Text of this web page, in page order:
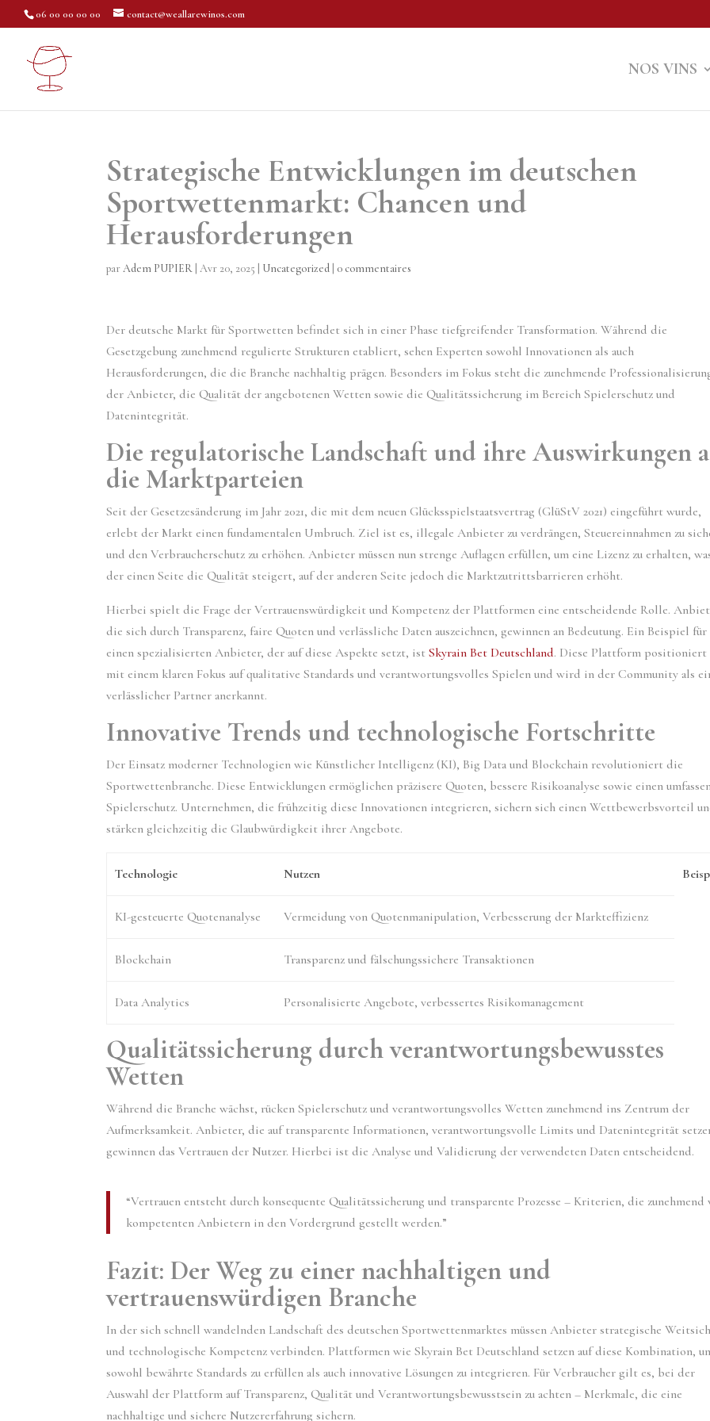
06 00 00 00 00 contact@weallarewinos.com
NOS VINS
Strategische Entwicklungen im deutschen
Sportwettenmarkt: Chancen und
Herausforderungen
parAdem PUPIER |Avr 20, 2025 Uncategorized 0 commentaires
Der deutsche Markt für Sportwetten befindet sich in einer Phase tiefgreifender Transformation. Während die
Gesetzgebung zunehmend regulierte Strukturen etabliert, sehen Experten sowohl Innovationen als auch
Herausforderungen, die die Branche nachhaltig prägen. Besonders im Fokus steht die zunehmende
der Anbieter, die Qualität der angebotenen Wetten sowie die Qualitätssicherung im Bereich Spielerschutz und
Datenintegrität.
Die regulatorische Landschaft und ihre Auswirkungen
die Marktparteien
Seit der Gesetzesänderung im Jahr 2021, die mit dem neuen Glücksspielstaatsvertrag (GlüStV 2021) eingeführt wurde,
erlebt der Markt einen fundamentalen Umbruch. Ziel ist es, illegale Anbieter zu verdrängen, Steuereinnahmen zu
und den Verbraucherschutz zu erhöhen. Anbieter müssen nun strenge Auflagen erfüllen, um eine Lizenz zu erhalten,
der einen Seite die Qualität steigert, auf der anderen Seite jedoch die Marktzutrittsbarrieren erhöht.
Hierbei spielt die Frage der Vertrauenswürdigkeit und Kompetenz der Plattformen eine entscheidende Rolle.
die sich durch Transparenz, faire Quoten und verlässliche Daten auszeichnen, gewinnen an Bedeutung. Ein Beispiel für
einen spezialisierten Anbieter, der auf diese Aspekte setzt, istSkyrain Bet Deutschland. Diese Plattform positioniert
mit einem klaren Fokus auf qualitative Standards und verantwortungsvolles Spielen und wird in der Community als
verlässlicher Partner anerkannt.
Innovative Trends und technologische Fortschritte
Der Einsatz moderner Technologien wie Künstlicher Intelligenz (KI), Big Data und Blockchain revolutioniert die
Sportwettenbranche. Diese Entwicklungen ermöglichen präzisere Quoten, bessere Risikoanalyse sowie einen
Spielerschutz. Unternehmen, die frühzeitig diese Innovationen integrieren, sichern sich einen Wettbewerbsvorteil
stärken gleichzeitig die Glaubwürdigkeit ihrer Angebote.
Technologie Nutzen
KI-gesteuerte Quotenanalyse Vermeidung von Quotenmanipulation, Verbesserung der Markteffizienz
Blockchain Transparenz und fälschungssichere Transaktionen
Data Analytics Personalisierte Angebote, verbessertes Risikomanagement
Qualitätssicherung durch verantwortungsbewusstes
Wetten
Während die Branche wächst, rücken Spielerschutz und verantwortungsvolles Wetten zunehmend ins Zentrum der
Aufmerksamkeit. Anbieter, die auf transparente Informationen, verantwortungsvolle Limits und Datenintegrität
gewinnen das Vertrauen der Nutzer. Hierbei ist die Analyse und Validierung der verwendeten Daten entscheidend.
“Vertrauen entsteht durch konsequente Qualitätssicherung und transparente Prozesse – Kriterien, die zunehmend
kompetenten Anbietern in den Vordergrund gestellt werden.”
Fazit: Der Weg zu einer nachhaltigen und
vertrauenswürdigen Branche
In der sich schnell wandelnden Landschaft des deutschen Sportwettenmarktes müssen Anbieter strategische
und technologische Kompetenz verbinden. Plattformen wie Skyrain Bet Deutschland setzen auf diese Kombination,
sowohl bewährte Standards zu erfüllen als auch innovative Lösungen zu integrieren. Für Verbraucher gilt es, bei der
Auswahl der Plattform auf Transparenz, Qualität und Verantwortungsbewusstsein zu achten – Merkmale, die eine
nachhaltige und sichere Nutzererfahrung sichern.